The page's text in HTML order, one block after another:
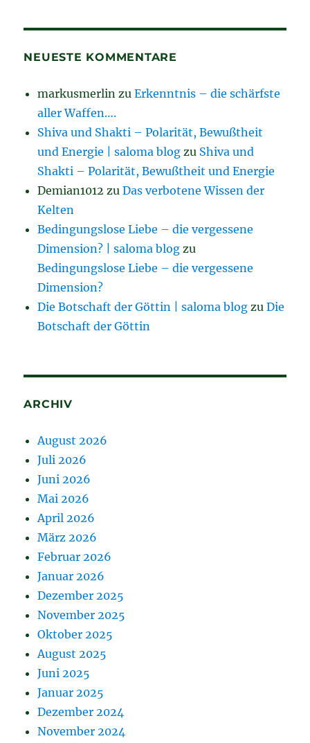
NEUESTE KOMMENTARE
markusmerlin zuErkenntnis – die schärfste
aller Waffen….
Shiva und Shakti – Polarität, Bewußtheit
und Energie | saloma blog zu Shiva und
Shakti – Polarität, Bewußtheit und Energie
Demian1012 zuDas verbotene Wissen der
Kelten
Bedingungslose Liebe – die vergessene
Dimension? | saloma blog zu
Bedingungslose Liebe – die vergessene
Dimension?
Die Botschaft der Göttin | saloma blog zuDie
Botschaft der Göttin
ARCHIV
August 2026
Juli 2026
Juni 2026
Mai 2026
April 2026
März 2026
Februar 2026
Januar 2026
Dezember 2025
November 2025
Oktober 2025
August 2025
Juni 2025
Januar 2025
Dezember 2024
November 2024